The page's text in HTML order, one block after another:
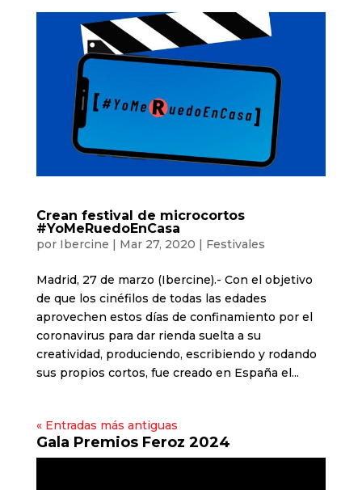
Crean festival de microcortos
#YoMeRuedoEnCasa
por Ibercine | Mar 27, 2020 | Festivales
Madrid, 27 de marzo (Ibercine).- Con el objetivo
de que los cinéfilos de todas las edades
aprovechen estos días de confinamiento por el
coronavirus para dar rienda suelta a su
creatividad, produciendo, escribiendo y rodando
sus propios cortos, fue creado en España el...
« Entradas más antiguas
Gala Premios Feroz 2024